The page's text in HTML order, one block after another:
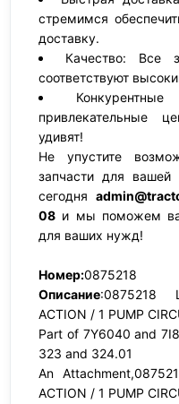
стремимся
доставку.
Качество: Все
соответствуют
привлекательные
удивят!
Не упустите
запчасти для
сегодня
08 и мы поможем
для ваших нужд!
Номер:0875218
Описание:0875218
ACTION / 1 PUMP
Part of 7Y6040 and
323 and 324.01
An
ACTION / 1 PUMP